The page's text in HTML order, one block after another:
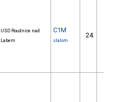
USD Roudnice nad
Labem
C1M
slalom
24.